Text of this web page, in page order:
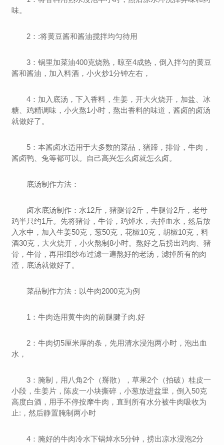
味。
2：:将黄豆酱和酱油搅拌均匀待用
3：锅里加菜油400克烧熟，晾至4成热，倒入拌匀的黄豆
酱和酱油，加入料酒，小火炒1分钟左右，
4：加入底汤，下入香料，生姜，开大火烧开，加盐、冰
糖、鸡精调味，小火熬1小时，熬出香料的味道，酱卤的卤汤
就做好了。
5：本酱卤水适用于大多数的菜品，猪蹄，排骨，牛肉，
酱卤鸭、兔等都可以。自己高兴怎么卤就怎么卤。
底汤制作方法：
卤水底汤制作：水12斤，猪腿骨2斤，牛腿骨2斤，老母
鸡半只约1斤。先将猪骨，牛骨，鸡焯水，去掉血水，然后放
入水中，加入生姜50克，葱50克，花椒10克，胡椒10克，料
酒30克，大火烧开，小火熬制8小时。熬好之后捞出鸡肉、猪
骨，牛骨，再用细纱布过滤一遍熬好的老汤，滤掉所有的肉
渣，底汤就做好了。
菜品制作方法：以牛肉2000克为例
1：牛肉选用黄牛肉的前腿腱子肉.好
2：牛肉切5厘米厚的条，先用清水浸泡两小时，泡出血
水，
3：腌制，用八角2个（掰散），草果2个（拍破）桂皮一
小段，生姜片，陈皮一小块撕碎，小葱放进盆里，倒入50克
高度白酒，用手不停按摩牛肉，直到所有水分被牛肉吸收为
止:，然后静置腌制两小时
4：腌好的牛肉冷水下锅焯水5分钟，捞出凉水浸泡2分